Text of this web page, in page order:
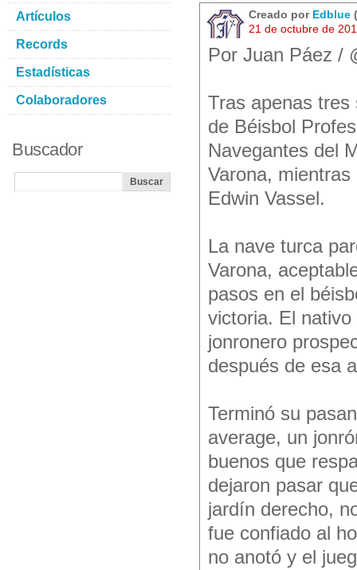
Creado por Edblue
21 de octubre de
Por Juan Páez /
Tras apenas tres
de Béisbol
Navegantes del
Varona,
Edwin Vassel.
La nave turca
Varona,
pasos en el
victoria. El
jonronero
después de esa
Terminó su
average, un
buenos que
dejaron pasar
jardín derecho,
fue confiado al
no anotó y el
Artículos
Records
Estadísticas
Colaboradores
Buscador